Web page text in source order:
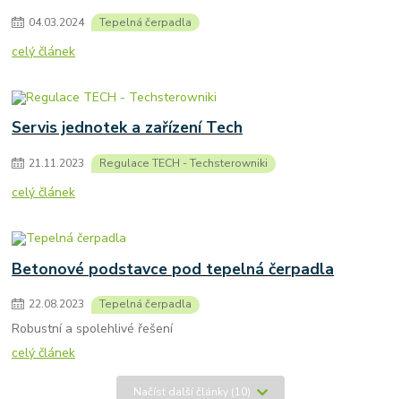
04.03.2024 Tepelná čerpadla
celý článek
Servis jednotek a zařízení Tech
21.11.2023 Regulace TECH - Techsterowniki
celý článek
Betonové podstavce pod tepelná čerpadla
22.08.2023 Tepelná čerpadla
Robustní a spolehlivé řešení
celý článek
Načíst další články (10)